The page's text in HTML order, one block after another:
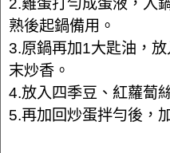
2.雞蛋打勻成蛋液，入
熟後起鍋備用。
3.原鍋再加1大匙油，
末炒香。
4.放入四季豆、紅蘿蔔
5.再加回炒蛋拌勻後，